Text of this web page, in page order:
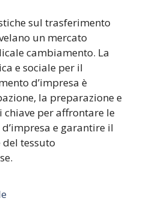
sul trasferimento
un mercato
cambiamento. La
e sociale per il
d’impresa è
la preparazione e
per affrontare le
e garantire il
tessuto